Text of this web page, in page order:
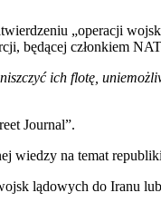
„operacji
będącej członkiem
ich flotę,
Journal”.
wiedzy na temat
lądowych do Iranu